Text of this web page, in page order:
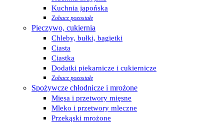
Kuchnia japońska
Zobacz pozostałe
Pieczywo, cukiernia
Chleby, bułki, bagietki
Ciasta
Ciastka
Dodatki piekarnicze i cukiernicze
Zobacz pozostałe
Spożywcze chłodnicze i mrożone
Mięsa i przetwory mięsne
Mleko i przetwory mleczne
Przekąski mrożone